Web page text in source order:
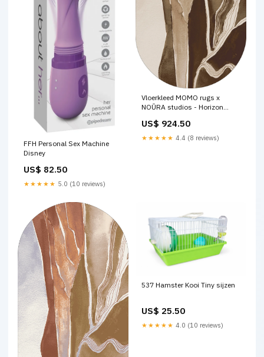
FFH Personal Sex Machine
Disney
US$ 82.50
★★★★★ 5.0 (10 reviews)
Vloerkleed MOMO rugs x
NOŪRA studios - Horizon
US$ 924.50
★★★★★ 4.4 (8 reviews)
537 Hamster Kooi Tiny sijzen
US$ 25.50
★★★★★ 4.0 (10 reviews)